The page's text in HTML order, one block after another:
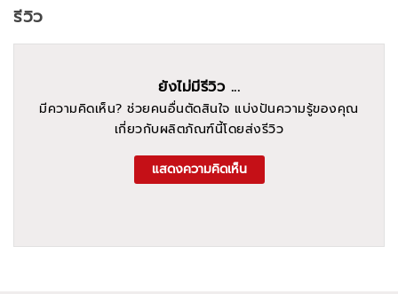
รีวิว
ยังไม่มีรีวิว ...
มีความคิดเห็น? ช่วยคนอื่นตัดสินใจ แบ่งปันความรู้ของคุณ
เกี่ยวกับผลิตภัณฑ์นี้โดยส่งรีวิว
แสดงความคิดเห็น